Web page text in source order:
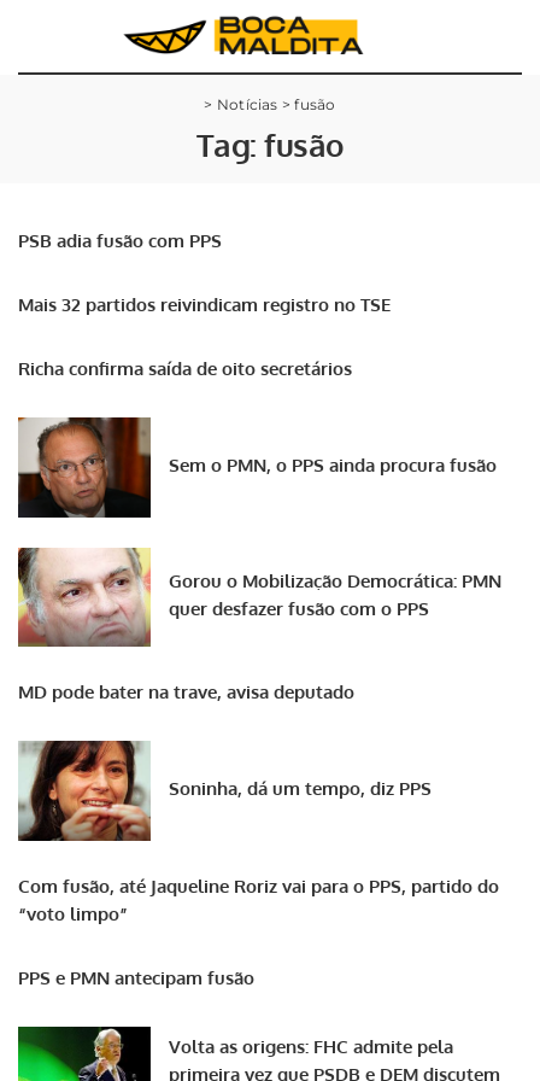
> Notícias >fusão
Tag: fusão
PSB adia fusão com PPS
Mais 32 partidos reivindicam registro no TSE
Richa confirma saída de oito secretários
Sem o PMN, o PPS ainda procura fusão
Gorou o Mobilização Democrática: PMN
quer desfazer fusão com o PPS
MD pode bater na trave, avisa deputado
Soninha, dá um tempo, diz PPS
Com fusão, até Jaqueline Roriz vai para o PPS, partido do
“voto limpo”
PPS e PMN antecipam fusão
Volta as origens: FHC admite pela
primeira vez que PSDB e DEM discutem